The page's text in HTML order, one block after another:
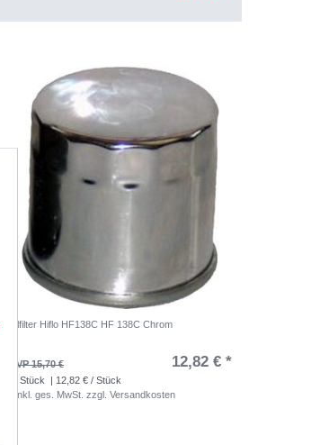
Ölfilter Hiflo HF138C HF 138C Chrom
UVP 15,70 € 12,82 € *
Stück
| 12,82 € / Stück
inkl. ges. MwSt. zzgl.Versandkosten